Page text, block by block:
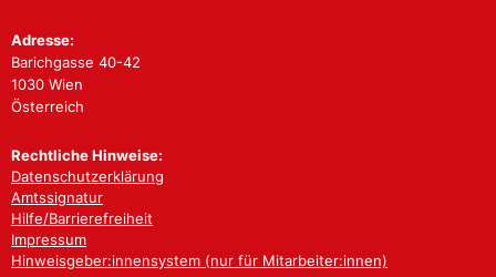
Adresse:
Barichgasse 40-42
1030 Wien
Österreich
Rechtliche Hinweise:
Datenschutzerklärung
Amtssignatur
Hilfe/Barrierefreiheit
Impressum
Hinweisgeber:innensystem (nur für Mitarbeiter:innen)